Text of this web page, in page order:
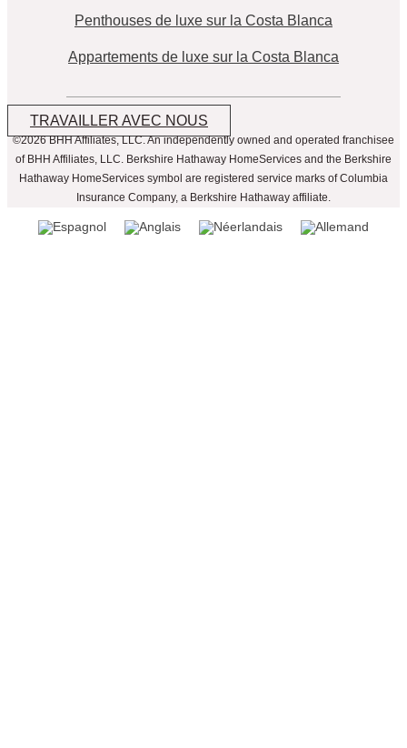
Penthouses de luxe sur la Costa Blanca
Appartements de luxe sur la Costa Blanca
TRAVAILLER AVEC NOUS
©2026 BHH Affiliates, LLC. An independently owned and operated franchisee
of BHH Affiliates, LLC. Berkshire Hathaway HomeServices and the Berkshire
Hathaway HomeServices symbol are registered service marks of Columbia
Insurance Company, a Berkshire Hathaway affiliate.